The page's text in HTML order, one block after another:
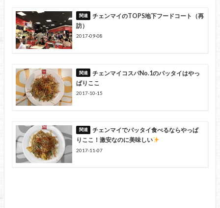
チェンマイのTOPS地下フードコート（再
訪）
2017-09-08
チェンマイコスパNo.1のパッタイはやっ
ぱりここ
2017-10-15
チェンマイでパッタイ食べるならやっぱ
りここ！激安なのに美味しい
2017-11-07